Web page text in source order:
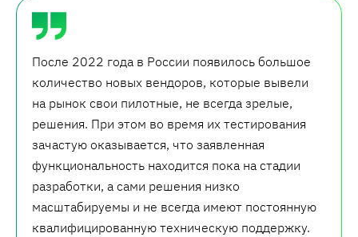
После 2022 года в России появилось большое
количество новых вендоров, которые вывели
на рынок свои пилотные, не всегда зрелые,
решения. При этом во время их тестирования
зачастую оказывается, что заявленная
функциональность находится пока на стадии
разработки, а сами решения низко
масштабируемы и не всегда имеют постоянную
квалифицированную техническую поддержку.